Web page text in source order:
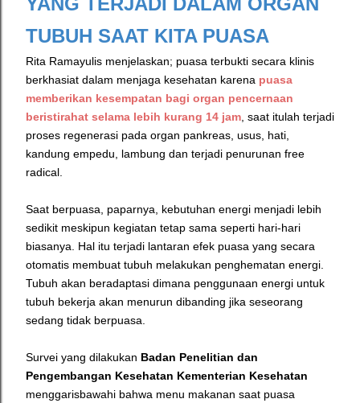
TUBUH SAAT KITA PUASA
Rita Ramayulis menjelaskan; puasa terbukti secara klinis
berkhasiat dalam menjaga kesehatan karena puasa
memberikan kesempatan bagi organ pencernaan
beristirahat selama lebih kurang 14 jam , saat itulah terjadi
proses regenerasi pada organ pankreas, usus, hati,
kandung empedu, lambung dan terjadi penurunan free
radical.
Saat berpuasa, paparnya, kebutuhan energi menjadi lebih
sedikit meskipun kegiatan tetap sama seperti hari-hari
biasanya. Hal itu terjadi lantaran efek puasa yang secara
otomatis membuat tubuh melakukan penghematan energi.
Tubuh akan beradaptasi dimana penggunaan energi untuk
tubuh bekerja akan menurun dibanding jika seseorang
sedang tidak berpuasa.
Survei yang dilakukan Badan Penelitian dan
Pengembangan Kesehatan Kementerian Kesehatan
menggarisbawahi bahwa menu makanan saat puasa